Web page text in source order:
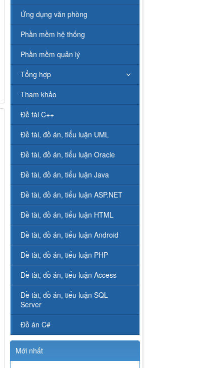
Ứng dụng văn phòng
Phần mềm hệ thống
Phần mềm quản lý
Tổng hợp
Tham khảo
Đề tài C++
Đề tài, đồ án, tiểu luận UML
Đề tài, đồ án, tiểu luận Oracle
Đề tài, đồ án, tiểu luận Java
Đề tài, đồ án, tiểu luận ASP.NET
Đề tài, đồ án, tiểu luận HTML
Đề tài, đồ án, tiểu luận Android
Đề tài, đồ án, tiểu luận PHP
Đề tài, đồ án, tiểu luận Access
Đề tài, đồ án, tiểu luận SQL
Server
Đồ án C#
Mới nhất